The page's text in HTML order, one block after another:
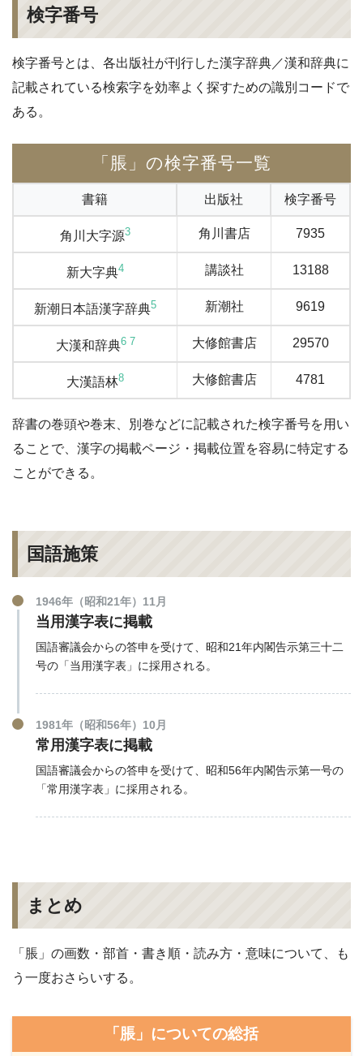
検字番号
検字番号とは、各出版社が刊行した漢字辞典／漢和辞典に
記載されている検索字を効率よく探すための識別コードで
ある。
「脹」の検字番号一覧
書籍 出版社 検字番号
角川大字源3 角川書店 7935
新大字典4 講談社 13188
新潮日本語漢字辞典5 新潮社 9619
大漢和辞典6 7 大修館書店 29570
大漢語林8 大修館書店 4781
辞書の巻頭や巻末、別巻などに記載された検字番号を用い
ることで、漢字の掲載ページ・掲載位置を容易に特定する
ことができる。
国語施策
1946年（昭和21年）11月
当用漢字表に掲載
国語審議会からの答申を受けて、昭和21年内閣告示第三十二
号の「当用漢字表」に採用される。
1981年（昭和56年）10月
常用漢字表に掲載
国語審議会からの答申を受けて、昭和56年内閣告示第一号の
「常用漢字表」に採用される。
まとめ
「脹」の画数・部首・書き順・読み方・意味について、も
う一度おさらいする。
「脹」についての総括